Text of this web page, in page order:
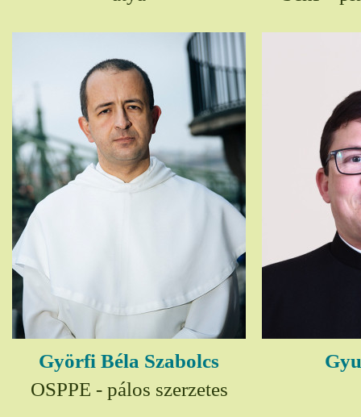
Györfi Béla Szabolcs
OSPPE - pálos szerzetes